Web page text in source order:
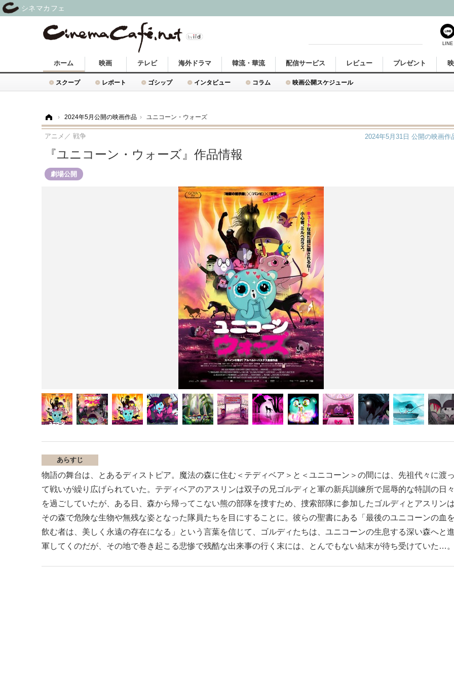
ホーム
スクープ レポート ゴシップ インタビュー コラム 映画公開スケジュール
映画 テレビ 海外ドラマ 韓流・華流 配信サービス レビュー プレゼント
› 2024年5月公開の映画作品 › ユニコーン・ウォーズ
アニメ／ 戦争
『ユニコーン・ウォーズ』作品情報
2024年5月31日 公開の映画作
劇場公開
あらすじ
物語の舞台は、とあるディストピア。魔法の森に住む＜テディベア＞と＜ユニコーン＞の間には、先祖代々に渡
て戦いが繰り広げられていた。テディベアのアスリンは双子の兄ゴルディと軍の新兵訓練所で屈辱的な特訓の日
を過ごしていたが、ある日、森から帰ってこない熊の部隊を捜すため、捜索部隊に参加したゴルディとアスリン
その森で危険な生物や無残な姿となった隊員たちを目にすることに。彼らの聖書にある「最後のユニコーンの血
飲む者は、美しく永遠の存在になる」という言葉を信じて、ゴルディたちは、ユニコーンの生息する深い森へと
軍してくのだが、その地で巻き起こる悲惨で残酷な出来事の行く末には、とんでもない結末が待ち受けていた…
LINE
シネマカフェ